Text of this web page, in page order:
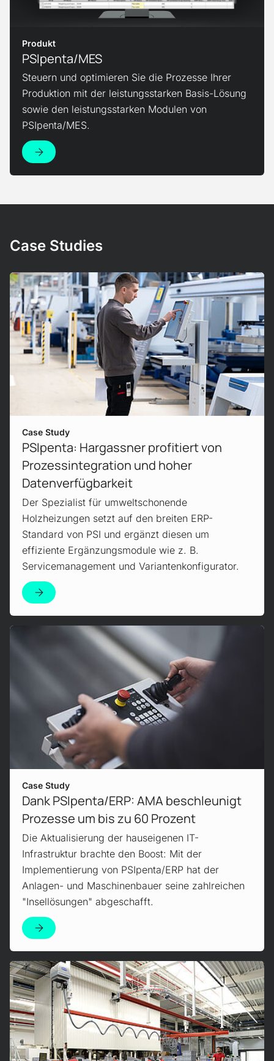
Produkt
PSIpenta/MES
Steuern und optimieren Sie die Prozesse Ihrer
Produktion mit der leistungsstarken Basis-Lösung
sowie den leistungsstarken Modulen von
PSIpenta/MES.
Case Studies
Case Study
PSIpenta: Hargassner profitiert von
Prozessintegration und hoher
Datenverfügbarkeit
Der Spezialist für umweltschonende
Holzheizungen setzt auf den breiten ERP-
Standard von PSI und ergänzt diesen um
effiziente Ergänzungsmodule wie z. B.
Servicemanagement und Variantenkonfigurator.
Zur Case Study
Case Study
Dank PSIpenta/ERP: AMA beschleunigt
Prozesse um bis zu 60 Prozent
Die Aktualisierung der hauseigenen IT-
Infrastruktur brachte den Boost: Mit der
Implementierung von PSIpenta/ERP hat der
Anlagen- und Maschinenbauer seine zahlreichen
"Insellösungen" abgeschafft.
Zur Case Study
Zur Case Study